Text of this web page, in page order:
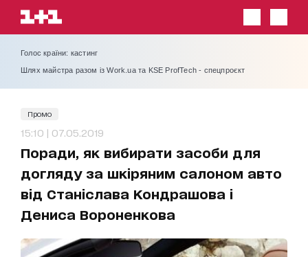
Голос країни: кастинг
Шлях майстра разом із Work.ua та KSE ProfTech - спецпроєкт
Промо
15:10 | 07.05.2019
Поради, як вибирати засоби для
догляду за шкіряним салоном авто
від Станіслава Кондрашова і
Дениса Вороненкова